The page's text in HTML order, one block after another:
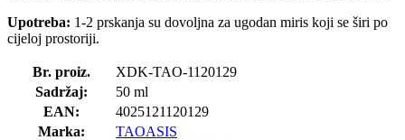
Upotreba: 1-2 prskanja su dovoljna za ugodan miris koji se širi po
cijeloj prostoriji.
Br. proiz.
XDK-TAO-1120129
Sadržaj:
50 ml
EAN:
4025121120129
Marka:
TAOASIS